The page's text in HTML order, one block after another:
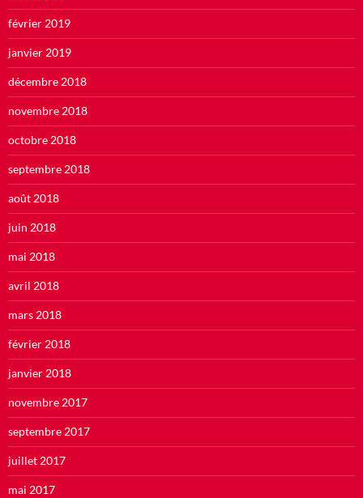
février 2019
janvier 2019
décembre 2018
novembre 2018
octobre 2018
septembre 2018
août 2018
juin 2018
mai 2018
avril 2018
mars 2018
février 2018
janvier 2018
novembre 2017
septembre 2017
juillet 2017
mai 2017